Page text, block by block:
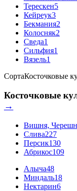
Терескен5
Кейреук3
Бекмания2
Колосняк2
Сведа1
Сильфия1
Вязель1
СортаКосточковые
Косточковые
→
Вишня,
Слива227
Персик130
Абрикос109
Алыча48
Миндаль18
Нектарин6